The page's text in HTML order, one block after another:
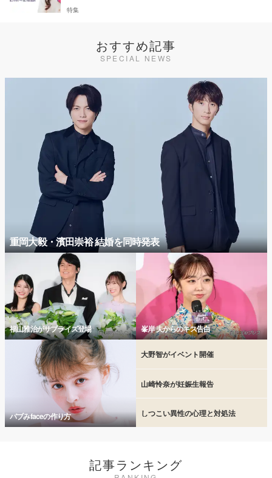
特集
おすすめ記事
SPECIAL NEWS
重岡大毅・濱田崇裕 結婚を同時発表
福山雅治がサプライズ登場 峯岸 夫からのキス告白
バブみfaceの作り方
大野智がイベント開催
山崎怜奈が妊娠生報告
しつこい異性の心理と対処法
記事ランキング